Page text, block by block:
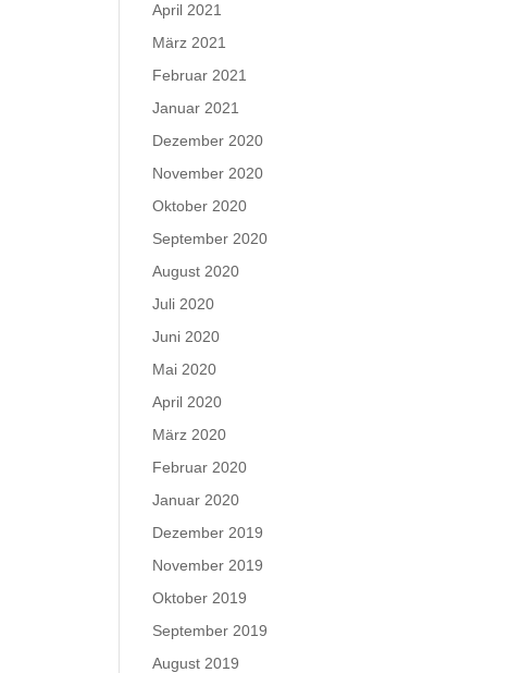
April 2021
März 2021
Februar 2021
Januar 2021
Dezember 2020
November 2020
Oktober 2020
September 2020
August 2020
Juli 2020
Juni 2020
Mai 2020
April 2020
März 2020
Februar 2020
Januar 2020
Dezember 2019
November 2019
Oktober 2019
September 2019
August 2019